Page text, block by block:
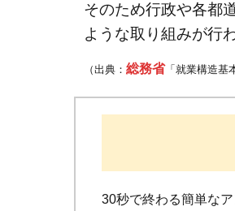
そのため行政や各都
ような取り組みが行
（出典： 総務省「就業構造基
30秒で終わる簡単な